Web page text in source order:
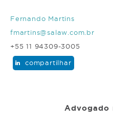
Fernando Martins
fmartins@salaw.com.br
+55 11 94309-3005
compartilhar
Advogado